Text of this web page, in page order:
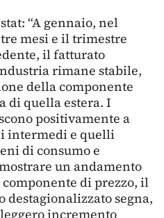
“A gennaio, nel
mesi e il trimestre
il fatturato
rimane stabile,
della componente
di quella estera. I
positivamente a
intermedi e quelli
di consumo e
un andamento
di prezzo, il
segna,
incremento